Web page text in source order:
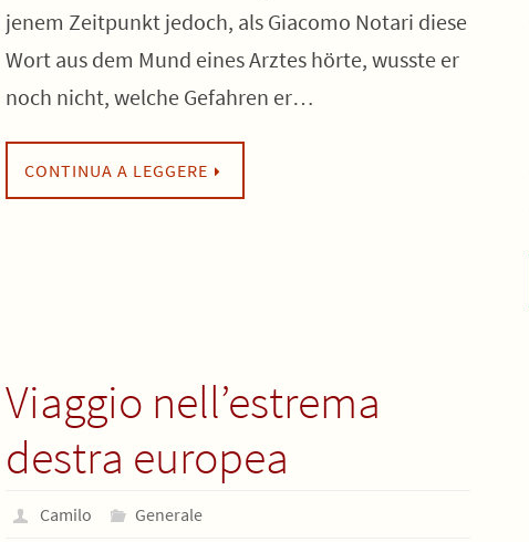
jenem Zeitpunkt jedoch, als Giacomo Notari diese
Wort aus dem Mund eines Arztes hörte, wusste er
noch nicht, welche Gefahren er…
CONTINUA A LEGGERE
Viaggio nell’estrema
destra europea
Camilo Generale